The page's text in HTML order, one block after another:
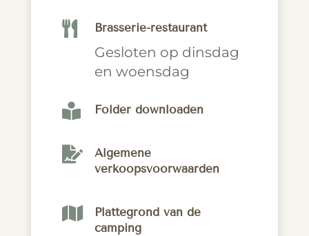
 Brasserie-restaurant
Gesloten op dinsdag
en woensdag
 Folder downloaden

Algemene
verkoopsvoorwaarden

Plattegrond van de
camping